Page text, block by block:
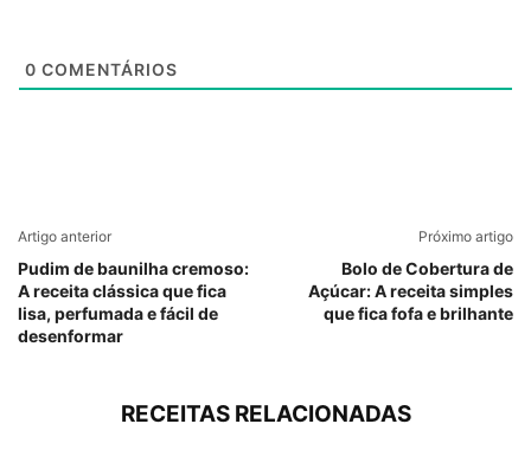
0 COMENTÁRIOS
Artigo anterior
Pudim de baunilha cremoso:
A receita clássica que fica
lisa, perfumada e fácil de
desenformar
Próximo artigo
Bolo de Cobertura de
Açúcar: A receita simples
que fica fofa e brilhante
RECEITAS RELACIONADAS